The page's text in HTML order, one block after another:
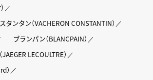
タンタン（VACHERON CONSTANTIN）
ブランパン（BLANCPAIN）
LECOULTRE）
）